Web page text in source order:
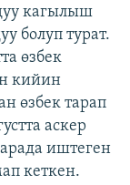
кагылыш
болуп турат.
өзбек
кийин
өзбек тарап
аскер
иштеген
кеткен.